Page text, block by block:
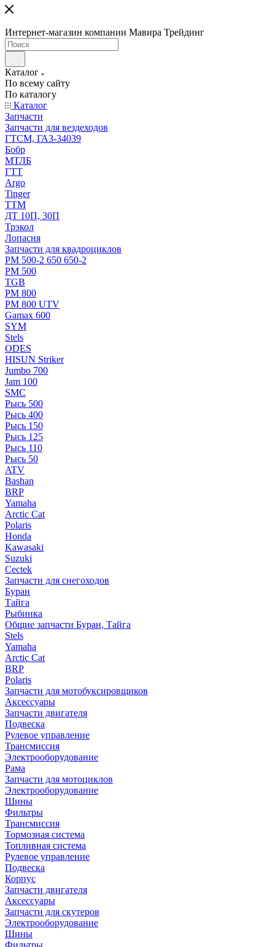
Интернет-магазин компании Мавира Трейдинг
Каталог
По всему сайту
По каталогу
Каталог
Запчасти
Запчасти для вездеходов
ГТСМ, ГАЗ-34039
Бобр
МТЛБ
ГТТ
Argo
Tinger
ТТМ
ДТ 10П, 30П
Трэкол
Лопасня
Запчасти для квадроциклов
РМ 500-2 650 650-2
РМ 500
TGB
РМ 800
РМ 800 UTV
Gamax 600
SYM
Stels
ОDЕS
HISUN Striker
Jumbo 700
Jam 100
SMC
Рысь 500
Рысь 400
Рысь 150
Рысь 125
Рысь 110
Рысь 50
ATV
Bashan
BRP
Yamaha
Arctic Cat
Polaris
Honda
Kawasaki
Suzuki
Cectek
Запчасти для снегоходов
Буран
Тайга
Рыбинка
Общие запчасти Буран, Тайга
Stels
Yamaha
Arctic Cat
BRP
Polaris
Запчасти для мотобуксировщиков
Аксессуары
Запчасти двигателя
Подвеска
Рулевое управление
Трансмиссия
Электрооборудование
Рама
Запчасти для мотоциклов
Электрооборудование
Шины
Фильтры
Трансмиссия
Тормозная система
Топливная система
Рулевое управление
Подвеска
Корпус
Запчасти двигателя
Аксессуары
Запчасти для скутеров
Электрооборудование
Шины
Фильтры